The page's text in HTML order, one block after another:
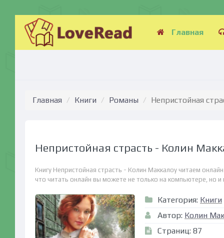
Главная
Главная Книги Романы Непристойная
Непристойная страсть - Колин
Книгу Непристойная страсть - Колин Маккалоу читаем
что читать онлайн вы можете не только на компьютере, но
Категория: Книги
Автор: Колин
Страниц: 87